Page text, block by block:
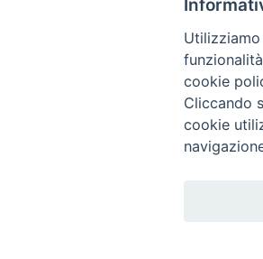
Pordenone
Portogruaro
Friuli Occidentale
Veneto Orientale
cookie
Cliccando
cookie